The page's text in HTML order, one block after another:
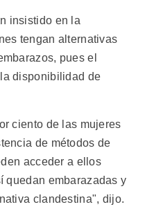
insistido en la
tengan alternativas
pues el
disponibilidad de
ciento de las mujeres
de métodos de
acceder a ellos
quedan embarazadas y
clandestina", dijo.